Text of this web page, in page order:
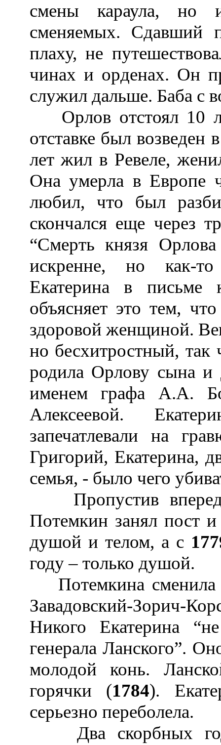
смены караула, но и
сменяемых. Сдавший
плаху, не
чинах и орденах. Он
служил дальше. Баба с
Орлов отстоял 10
отставке был возведен
лет жил в Ревеле,
Она умерла в Европе
любил, что был
скончался еще через
“Смерть князя
искренне, но как-то
Екатерина в письме
объясняет это тем,
здоровой женщиной.
но бесхитростный, так
родила Орлову сына и
именем графа А.А.
Алексеевой.
запечатлевали на
Григорий, Екатерина,
семья, - было чего
Пропустив вперед
Потемкин занял пост
душой и телом, а с
году – только душой.
Потемкина сменила
Завадовский-Зорич-
Никого Екатерина
генерала Ланского”.
молодой конь.
горячки (1784).
серьезно переболела.
Два скорбных